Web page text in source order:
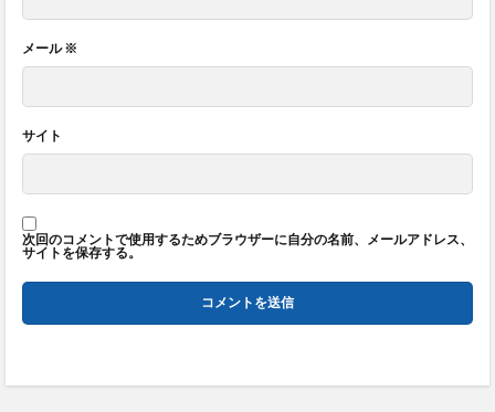
メール※
サイト
次回のコメントで使用するためブラウザーに自分の名前、メールアドレス、
サイトを保存する。